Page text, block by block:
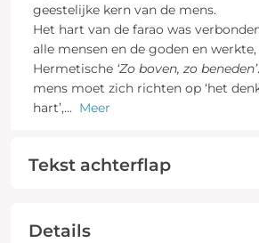
geestelijke kern van de mens.
Het hart van de farao was
alle mensen en de goden en
Hermetische ‘Zo boven, zo beneden’
mens moet zich richten op ‘het
hart’,... Meer
Tekst achterflap
Details